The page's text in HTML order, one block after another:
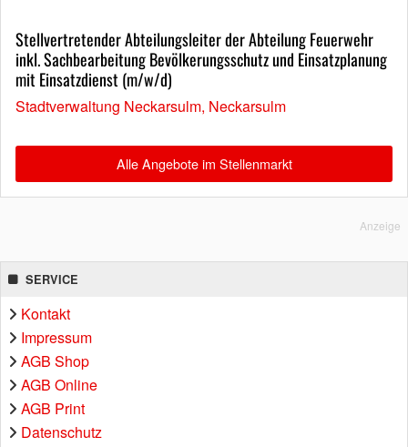
Stellvertretender Abteilungsleiter der Abteilung Feuerwehr
inkl. Sachbearbeitung Bevölkerungsschutz und Einsatzplanung
mit Einsatzdienst (m/w/d)
Stadtverwaltung Neckarsulm, Neckarsulm
Alle Angebote im Stellenmarkt
Anzeige
SERVICE
Kontakt
Impressum
AGB Shop
AGB Online
AGB Print
Datenschutz